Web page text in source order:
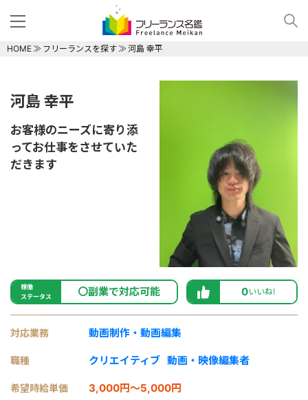
HOME フリーランスを探す 河島 幸平
河島 幸平
お客様のニーズに寄り添
ってお仕事をさせていた
だきます
稼働
ステータス
〇副業で対応可能 0いいね!
対応業務 動画制作・動画編集
職種 クリエイティブ 動画・映像編集者
希望時給単価 3,000円～5,000円